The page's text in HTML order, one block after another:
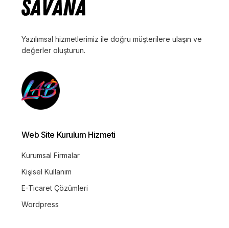
Yazılımsal hizmetlerimiz ile doğru müşterilere ulaşın ve
değerler oluşturun.
Web Site Kurulum Hizmeti
Kurumsal Firmalar
Kişisel Kullanım
E-Ticaret Çözümleri
Wordpress